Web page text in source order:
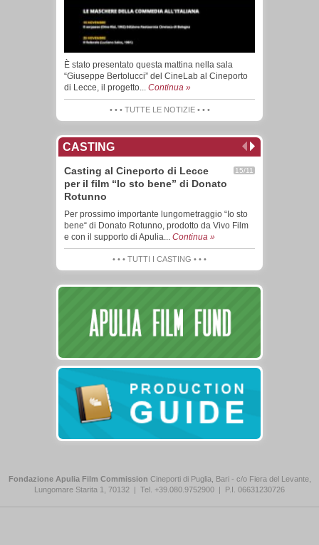
È stato presentato questa mattina nella sala
“Giuseppe Bertolucci” del CineLab al Cineporto
di Lecce, il progetto... Continua »
• • • TUTTE LE NOTIZIE • • •
CASTING
15/11
Casting al Cineporto di Lecce
per il film “Io sto bene” di Donato
Rotunno
Per prossimo importante lungometraggio “Io sto
bene“ di Donato Rotunno, prodotto da Vivo Film
e con il supporto di Apulia... Continua »
• • • TUTTI I CASTING • • •
Fondazione Apulia Film Commission Cineporti di Puglia, Bari - c/o Fiera del Levante,
Lungomare Starita 1, 70132 | Tel. +39.080.9752900 | P.I. 06631230726